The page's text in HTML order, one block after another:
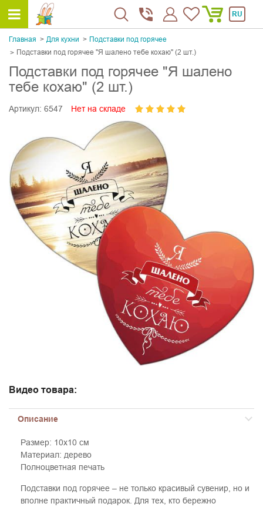
RU
Главная Для кухни
Подставки под горячее
Подставки под горячее "Я шалено тебе кохаю" (2 шт.)
Подставки под горячее "Я шалено
тебе кохаю" (2 шт.)
Артикул: 6547 Нет на складе
Видео товара:
Описание
Размер: 10х10 см
Материал: дерево
Полноцветная печать
Подставки под горячее – не только красивый сувенир, но и
вполне практичный подарок. Для тех, кто бережно